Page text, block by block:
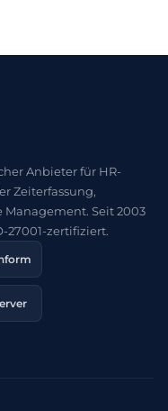
Anbieter für HR-
Zeiterfassung,
Seit 2003
27001-zertifiziert.